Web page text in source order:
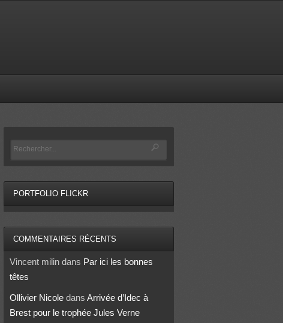
PORTFOLIO FLICKR
COMMENTAIRES RÉCENTS
Vincent milindans Par ici les bonnes
têtes
Ollivier Nicoledans Arrivée d’Idec à
Brest pour le trophée Jules Verne